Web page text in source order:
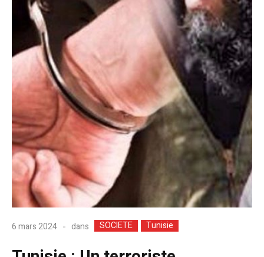
6 mars 2024 dans SOCIETE Tunisie